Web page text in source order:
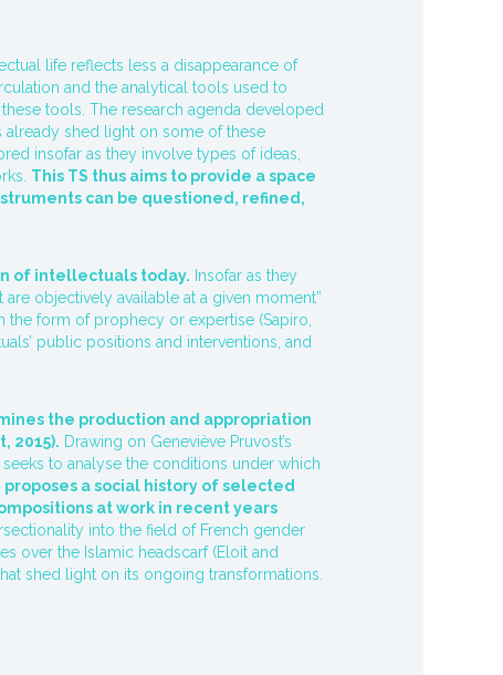
life reflects less a disappearance of
and the analytical tools used to
tools. The research agenda developed
already shed light on some of these
insofar as they involve types of ideas,
This TS thus aims to provide a space
can be questioned, refined,
of intellectuals today. Insofar as they
objectively available at a given moment”
the form of prophecy or expertise (Sapiro,
public positions and interventions, and
the production and appropriation
2015). Drawing on Geneviève Pruvost’s
to analyse the conditions under which
a social history of selected
at work in recent years
into the field of French gender
over the Islamic headscarf (Eloit and
shed light on its ongoing transformations.